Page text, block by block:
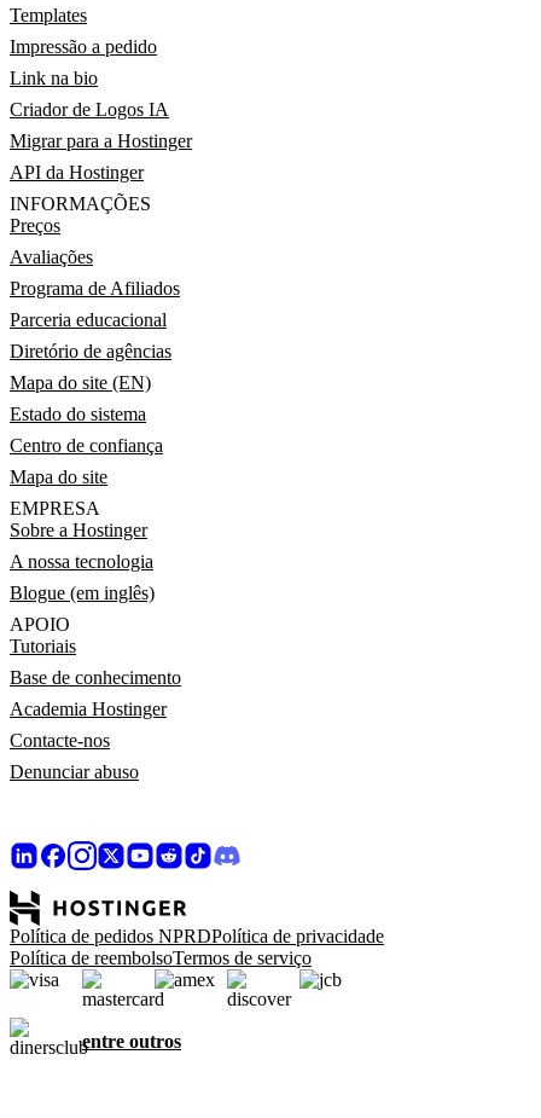
Templates
Impressão a pedido
Link na bio
Criador de Logos IA
Migrar para a Hostinger
API da Hostinger
INFORMAÇÕES
Preços
Avaliações
Programa de Afiliados
Parceria educacional
Diretório de agências
Mapa do site (EN)
Estado do sistema
Centro de confiança
Mapa do site
EMPRESA
Sobre a Hostinger
A nossa tecnologia
Blogue (em inglês)
APOIO
Tutoriais
Base de conhecimento
Academia Hostinger
Contacte-nos
Denunciar abuso
Política de pedidos NPRDPolítica de privacidade
Política de reembolsoTermos de serviço
entre outros